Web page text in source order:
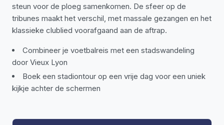
steun voor de ploeg samenkomen. De sfeer op de
tribunes maakt het verschil, met massale gezangen en het
klassieke clublied voorafgaand aan de aftrap.
Combineer je voetbalreis met een stadswandeling
door Vieux Lyon
Boek een stadiontour op een vrije dag voor een uniek
kijkje achter de schermen